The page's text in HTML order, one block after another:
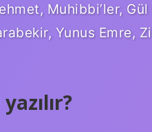
Muhibbi’ler, Gül
Yunus Emre,